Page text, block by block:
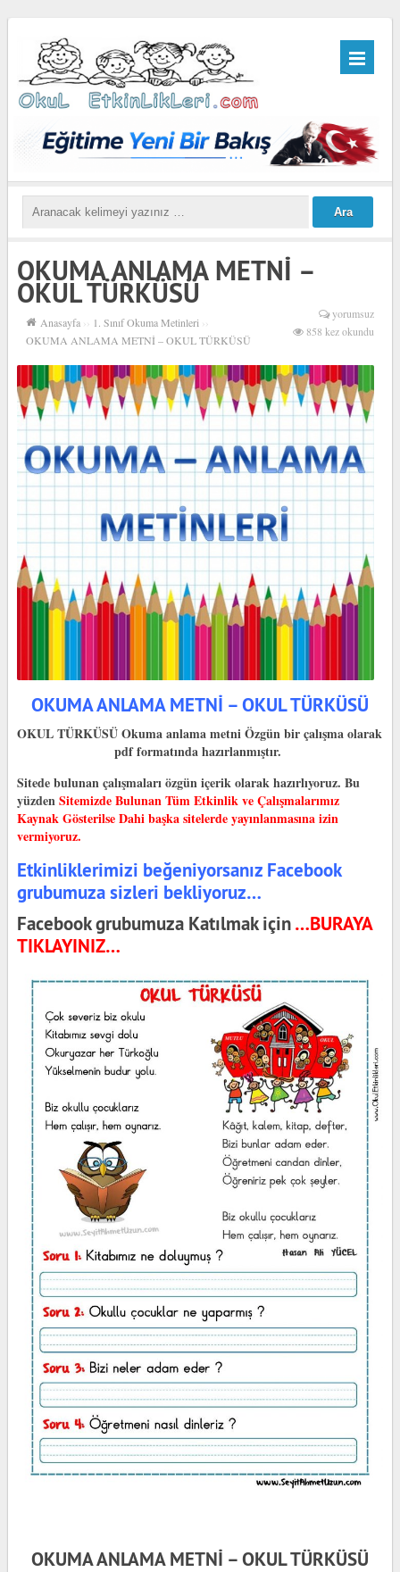
OKUMA ANLAMA METNİ –
OKUL TÜRKÜSÜ
Anasayfa ›› 1. Sınıf Okuma Metinleri ››
OKUMA ANLAMA METNİ – OKUL TÜRKÜSÜ
yorumsuz
858 kez okundu
OKUMA ANLAMA METNİ – OKUL TÜRKÜSÜ
OKUL TÜRKÜSÜ Okuma anlama metni Özgün bir çalışma olarak
pdf formatında hazırlanmıştır.
Sitede bulunan çalışmaları özgün içerik olarak hazırlıyoruz. Bu
yüzdenSitemizde Bulunan Tüm Etkinlik ve Çalışmalarımız
Kaynak Gösterilse Dahi başka sitelerde yayınlanmasına izin
vermiyoruz.
Etkinliklerimizi beğeniyorsanız Facebook
grubumuza sizleri bekliyoruz…
Facebook grubumuza Katılmak için…BURAYA
TIKLAYINIZ…
OKUMA ANLAMA METNİ – OKUL TÜRKÜSÜ